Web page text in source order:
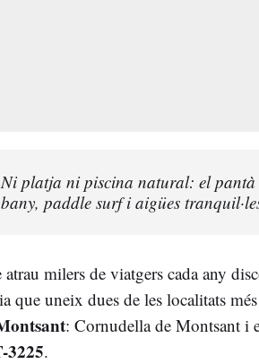
Ni platja ni piscina natural: el pantà
bany, paddle surf i aigües
atrau milers de viatgers cada any
que uneix dues de les localitats
: Cornudella de Montsant i
3225.